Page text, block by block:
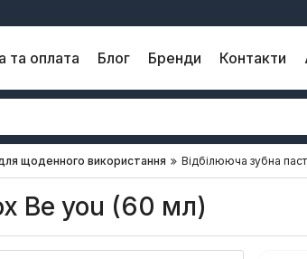
та оплата Блог Бренди Контакти
щоденного використання Відбілююча зубна
Be you (60 мл)